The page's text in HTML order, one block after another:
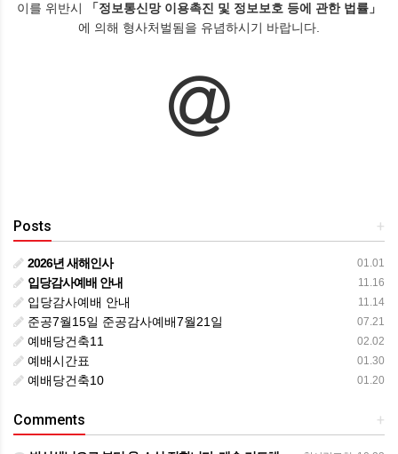
이를 위반시
「정보통신망 이용촉진 및 정보보호 등에 관한 법률」
에 의해 형사처벌됨을 유념하시기 바랍니다.
+
Posts
01.01
2026년 새해인사
11.16
입당감사예배 안내
11.14
입당감사예배 안내
07.21
준공7월15일 준공감사예배7월21일
02.02
예배당건축11
01.30
예배시간표
01.20
예배당건축10
+
Comments